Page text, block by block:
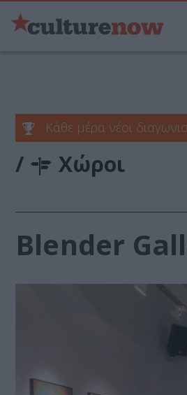
Κάθε μέρα νέοι
/ Χώροι
Blender